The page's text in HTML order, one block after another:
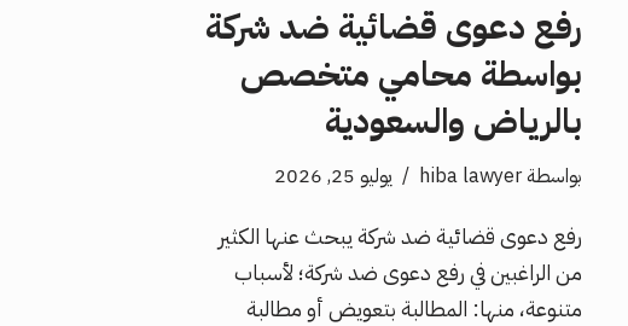
رفع دعوى قضائية ضد شركة
بواسطة محامي متخصص
بالرياض والسعودية
بواسطةhiba lawyer يوليو 25, 2026
رفع دعوى قضائية ضد شركة يبحث عنها الكثير
من الراغبين في رفع دعوى ضد شركة؛ لأسباب
متنوعة، منها: المطالبة بتعويض أو مطالبة